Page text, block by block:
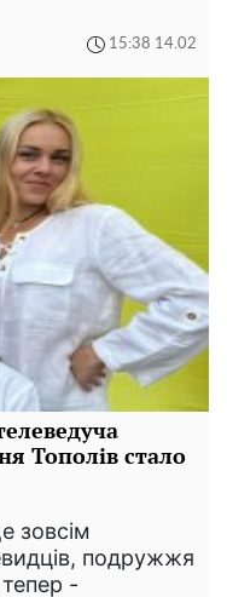
15:38 14.02
Тополів стало
зовсім
подружжя
-